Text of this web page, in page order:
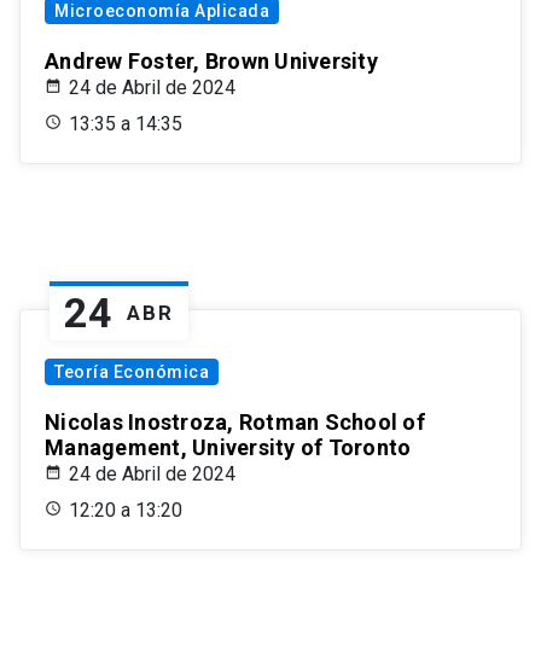
Microeconomía Aplicada
Andrew Foster, Brown University
24 de Abril de 2024
13:35 a 14:35
24 ABR
Teoría Económica
Nicolas Inostroza, Rotman School of
Management, University of Toronto
24 de Abril de 2024
12:20 a 13:20